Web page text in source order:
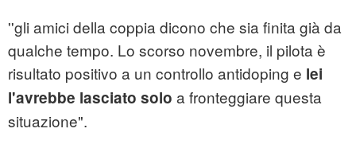
''gli amici della coppia dicono che sia finita già da
qualche tempo. Lo scorso novembre, il pilota è
risultato positivo a un controllo antidoping e lei
l'avrebbe lasciato solo a fronteggiare questa
situazione".